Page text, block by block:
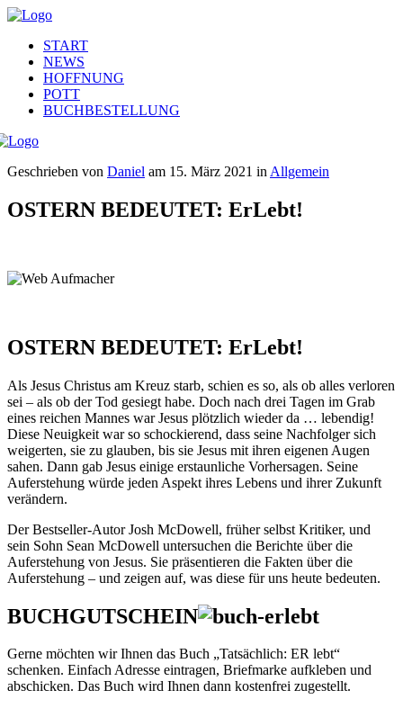
START
NEWS
HOFFNUNG
POTT
BUCHBESTELLUNG
Geschrieben von Daniel am 15. März 2021 in Allgemein
OSTERN BEDEUTET: ErLebt!
OSTERN BEDEUTET: ErLebt!
Als Jesus Christus am Kreuz starb, schien es so, als ob alles verloren
sei – als ob der Tod gesiegt habe. Doch nach drei Tagen im Grab
eines reichen Mannes war Jesus plötzlich wieder da … lebendig!
Diese Neuigkeit war so schockierend, dass seine Nachfolger sich
weigerten, sie zu glauben, bis sie Jesus mit ihren eigenen Augen
sahen. Dann gab Jesus einige erstaunliche Vorhersagen. Seine
Auferstehung würde jeden Aspekt ihres Lebens und ihrer Zukunft
verändern.
Der Bestseller-Autor Josh McDowell, früher selbst Kritiker, und
sein Sohn Sean McDowell untersuchen die Berichte über die
Auferstehung von Jesus. Sie präsentieren die Fakten über die
Auferstehung – und zeigen auf, was diese für uns heute bedeuten.
BUCHGUTSCHEIN
Gerne möchten wir Ihnen das Buch „Tatsächlich: ER lebt“
schenken. Einfach Adresse eintragen, Briefmarke aufkleben und
abschicken. Das Buch wird Ihnen dann kostenfrei zugestellt.